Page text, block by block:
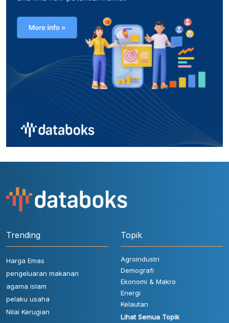
Trending
Harga Emas
pengeluaran makanan
agama islam
pelaku usaha
Nilai Kerugian
Topik
Agroindustri
Demografi
Ekonomi & Makro
Energi
Kelautan
Lihat Semua Topik